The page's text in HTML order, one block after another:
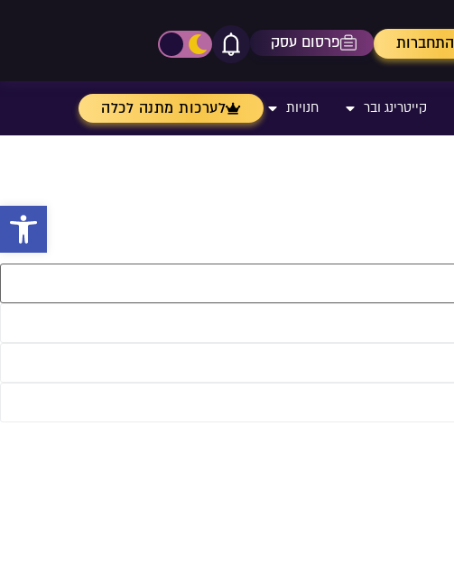
התחברות פרסום עסק
פתיחת\סגירת מרכז
אייקון פעמון
קייטרינג ובר חנויות לערכות מתנה לכלה